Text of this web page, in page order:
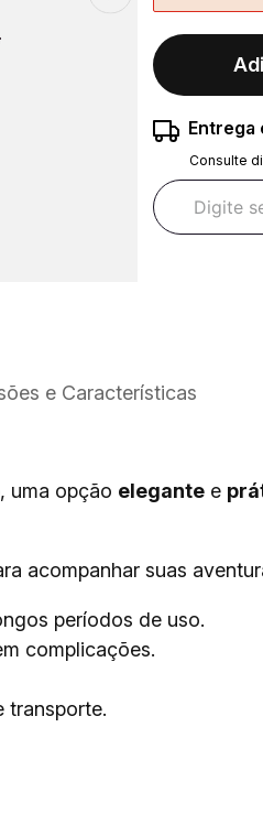
Entrega
Consulte
e Características
, uma opção elegante e
acompanhar suas
períodos de uso.
complicações.
transporte.